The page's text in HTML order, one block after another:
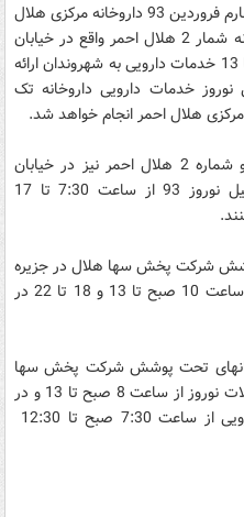
در روزهای اول تا چهارم فروردین 93 داروخانه مرکزی هلال
احمر واقع در خیابان طالقانی و داروخانه شمار 2 هلال احمر واقع در خیابان
جشنواره تهرانپارس از ساعت 8 صبح تا 13 خدمات دارویی به شهروندان ارائه
خدمات دارویی داروخانه تک
هلال احمر انجام خواهد شد.
داروخانه‌های مرکزی و تک نسخه ای و شماره 2 هلال احمر نیز در خیابان
جشنواره تهرانپارس در ایام غیر تعطیل نوروز 93 از ساعت 7:30 تا 17
شرکت پخش سها هلال در جزیره
کیش در روزهای 5 تا 12 فروردین از ساعت 10 صبح تا 13 و 18 تا 22 در
تحت پوشش شرکت پخش سها
هلال به جز استان تهران در ایام تعطیلات نوروز از ساعت 8 صبح تا 13 و در